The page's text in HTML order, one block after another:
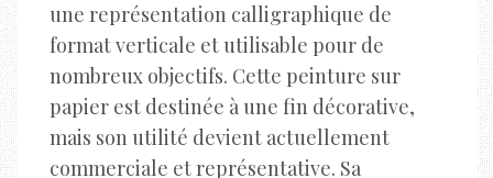
une représentation calligraphique de
format verticale et utilisable pour de
nombreux objectifs. Cette peinture sur
papier est destinée à une fin décorative,
mais son utilité devient actuellement
commerciale et représentative. Sa